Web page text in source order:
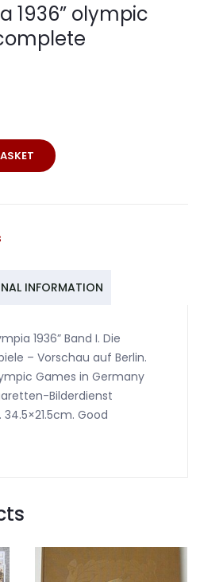
1936” olympic
INFORMATION
1936” Band I. Die
– Vorschau auf Berlin.
Games in Germany
Bilderdienst
Good